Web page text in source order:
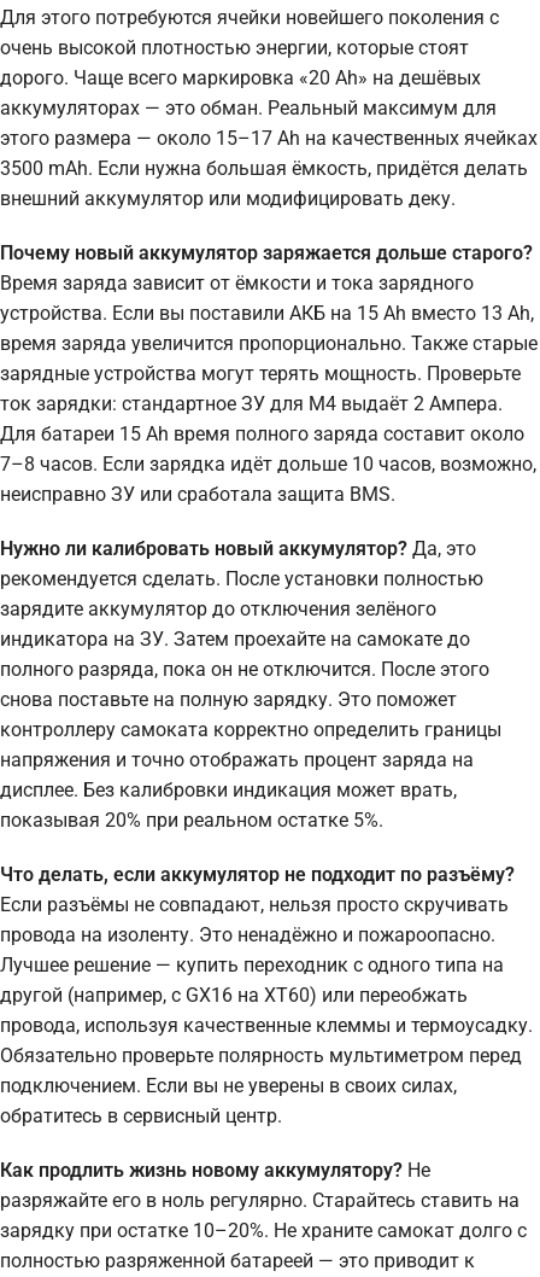
Для этого потребуются ячейки новейшего поколения с
очень высокой плотностью энергии, которые стоят
дорого. Чаще всего маркировка «20 Ah» на дешёвых
аккумуляторах — это обман. Реальный максимум для
этого размера — около 15–17 Ah на качественных ячейках
3500 mAh. Если нужна большая ёмкость, придётся делать
внешний аккумулятор или модифицировать деку.
Почему новый аккумулятор заряжается дольше старого?
Время заряда зависит от ёмкости и тока зарядного
устройства. Если вы поставили АКБ на 15 Ah вместо 13 Ah,
время заряда увеличится пропорционально. Также старые
зарядные устройства могут терять мощность. Проверьте
ток зарядки: стандартное ЗУ для M4 выдаёт 2 Ампера.
Для батареи 15 Ah время полного заряда составит около
7–8 часов. Если зарядка идёт дольше 10 часов, возможно,
неисправно ЗУ или сработала защита BMS.
Нужно ли калибровать новый аккумулятор? Да, это
рекомендуется сделать. После установки полностью
зарядите аккумулятор до отключения зелёного
индикатора на ЗУ. Затем проехайте на самокате до
полного разряда, пока он не отключится. После этого
снова поставьте на полную зарядку. Это поможет
контроллеру самоката корректно определить границы
напряжения и точно отображать процент заряда на
дисплее. Без калибровки индикация может врать,
показывая 20% при реальном остатке 5%.
Что делать, если аккумулятор не подходит по разъёму?
Если разъёмы не совпадают, нельзя просто скручивать
провода на изоленту. Это ненадёжно и пожароопасно.
Лучшее решение — купить переходник с одного типа на
другой (например, с GX16 на XT60) или переобжать
провода, используя качественные клеммы и термоусадку.
Обязательно проверьте полярность мультиметром перед
подключением. Если вы не уверены в своих силах,
обратитесь в сервисный центр.
Как продлить жизнь новому аккумулятору? Не
разряжайте его в ноль регулярно. Старайтесь ставить на
зарядку при остатке 10–20%. Не храните самокат долго с
полностью разряженной батареей — это приводит к